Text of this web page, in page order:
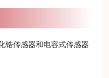
锆传感器和电容式传感器